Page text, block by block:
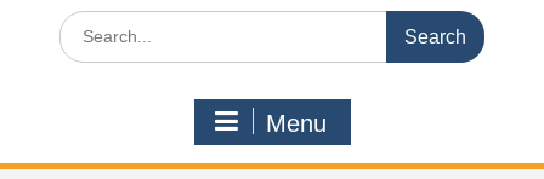
Search
for:
Menu